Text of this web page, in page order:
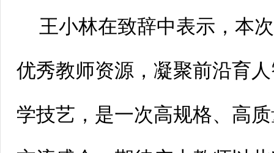
王小林在致辞中表示，本
优秀教师资源，凝聚前沿育
学技艺，是一次高规格、高